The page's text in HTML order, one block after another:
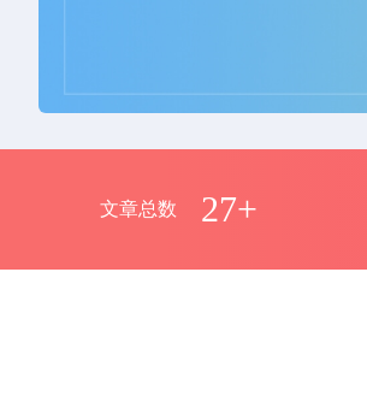
文章总数 27+